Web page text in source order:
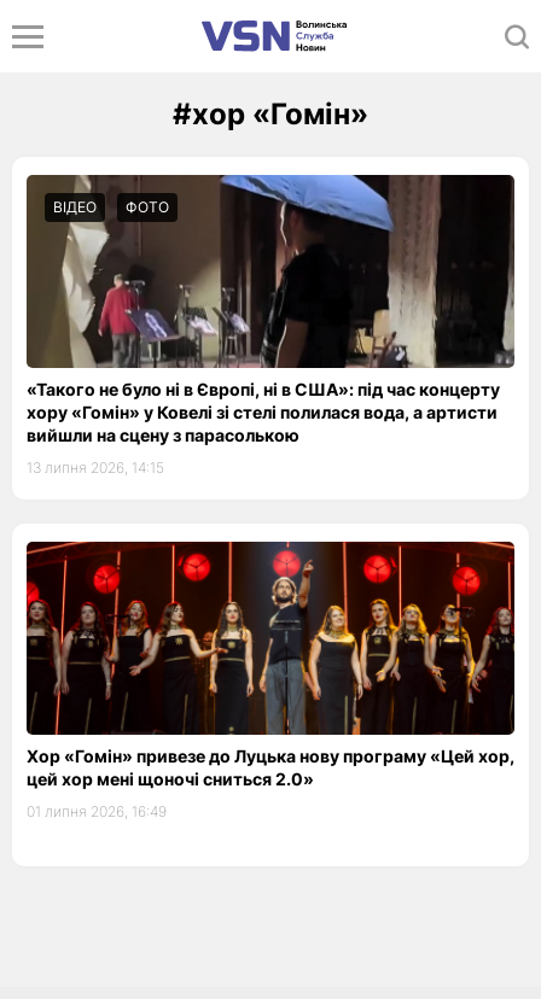
#хор «Гомін»
ВІДЕО ФОТО
«Такого не було ні в Європі, ні в США»: під час концерту
хору «Гомін» у Ковелі зі стелі полилася вода, а артисти
вийшли на сцену з парасолькою
13 липня 2026, 14:15
Хор «Гомін» привезе до Луцька нову програму «Цей хор,
цей хор мені щоночі сниться 2.0»
01 липня 2026, 16:49